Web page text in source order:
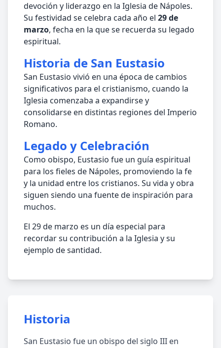
devoción y liderazgo en la Iglesia de Nápoles.
Su festividad se celebra cada año el 29 de
marzo, fecha en la que se recuerda su legado
espiritual.
Historia de San Eustasio
San Eustasio vivió en una época de cambios
significativos para el cristianismo, cuando la
Iglesia comenzaba a expandirse y
consolidarse en distintas regiones del Imperio
Romano.
Legado y Celebración
Como obispo, Eustasio fue un guía espiritual
para los fieles de Nápoles, promoviendo la fe
y la unidad entre los cristianos. Su vida y obra
siguen siendo una fuente de inspiración para
muchos.
El 29 de marzo es un día especial para
recordar su contribución a la Iglesia y su
ejemplo de santidad.
Historia
San Eustasio fue un obispo del siglo III en